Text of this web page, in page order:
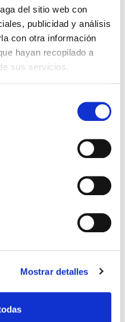
del sitio web con
publicidad y análisis
con otra información
hayan recopilado a
sus servicios.
Mostrar detalles